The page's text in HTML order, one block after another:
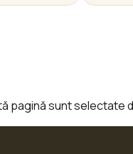
pagină sunt selectate